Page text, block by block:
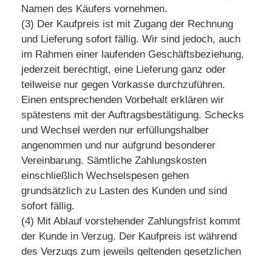
Namen des Käufers vornehmen.
(3) Der Kaufpreis ist mit Zugang der Rechnung
und Lieferung sofort fällig. Wir sind jedoch, auch
im Rahmen einer laufenden Geschäftsbeziehung,
jederzeit berechtigt, eine Lieferung ganz oder
teilweise nur gegen Vorkasse durchzuführen.
Einen entsprechenden Vorbehalt erklären wir
spätestens mit der Auftragsbestätigung. Schecks
und Wechsel werden nur erfüllungshalber
angenommen und nur aufgrund besonderer
Vereinbarung. Sämtliche Zahlungskosten
einschließlich Wechselspesen gehen
grundsätzlich zu Lasten des Kunden und sind
sofort fällig.
(4) Mit Ablauf vorstehender Zahlungsfrist kommt
der Kunde in Verzug. Der Kaufpreis ist während
des Verzugs zum jeweils geltenden gesetzlichen